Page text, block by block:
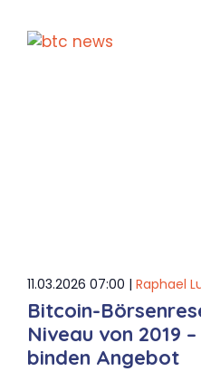
11.03.2026 07:00 | Raphael
Bitcoin-
Niveau von 2019
binden Angebot